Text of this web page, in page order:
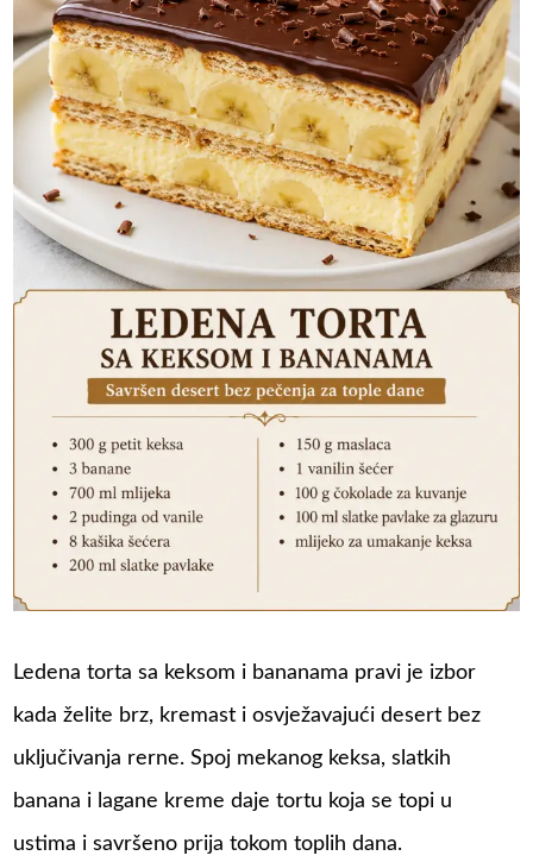
Ledena torta sa keksom i bananama pravi je izbor
kada želite brz, kremast i osvježavajući desert bez
uključivanja rerne. Spoj mekanog keksa, slatkih
banana i lagane kreme daje tortu koja se topi u
ustima i savršeno prija tokom toplih dana.